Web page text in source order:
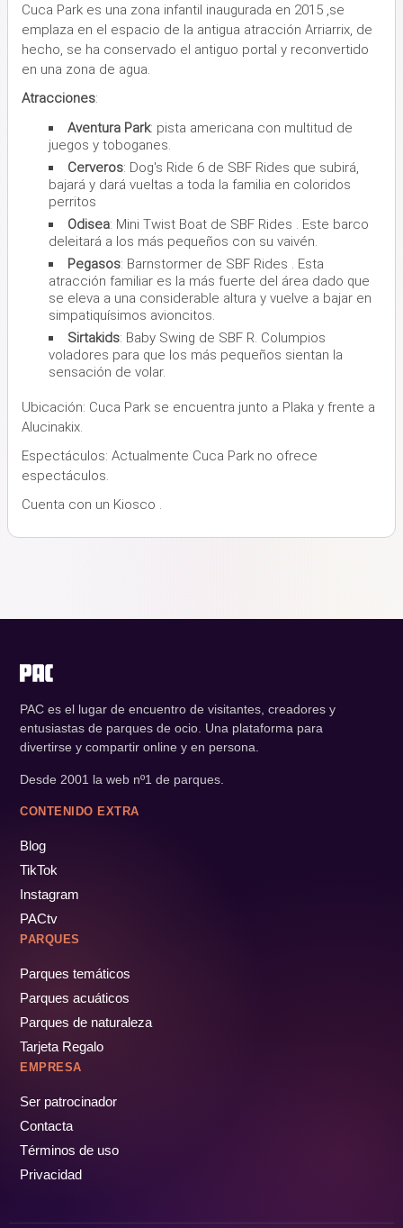
Cuca Park es una zona infantil inaugurada en 2015 ,se
emplaza en el espacio de la antigua atracción Arriarrix, de
hecho, se ha conservado el antiguo portal y reconvertido
en una zona de agua.
Atracciones:
Aventura Park: pista americana con multitud de
juegos y toboganes.
Cerveros: Dog's Ride 6 de SBF Rides que subirá,
bajará y dará vueltas a toda la familia en coloridos
perritos
Odisea: Mini Twist Boat de SBF Rides . Este barco
deleitará a los más pequeños con su vaivén.
Pegasos: Barnstormer de SBF Rides . Esta
atracción familiar es la más fuerte del área dado que
se eleva a una considerable altura y vuelve a bajar en
simpatiquísimos avioncitos.
Sirtakids: Baby Swing de SBF R. Columpios
voladores para que los más pequeños sientan la
sensación de volar.
Ubicación: Cuca Park se encuentra junto a Plaka y frente a
Alucinakix.
Espectáculos: Actualmente Cuca Park no ofrece
espectáculos.
Cuenta con un Kiosco .
PAC es el lugar de encuentro de visitantes, creadores y
entusiastas de parques de ocio. Una plataforma para
divertirse y compartir online y en persona.
Desde 2001 la web nº1 de parques.
CONTENIDO EXTRA
Blog
TikTok
Instagram
PACtv
PARQUES
Parques temáticos
Parques acuáticos
Parques de naturaleza
Tarjeta Regalo
EMPRESA
Ser patrocinador
Contacta
Términos de uso
Privacidad